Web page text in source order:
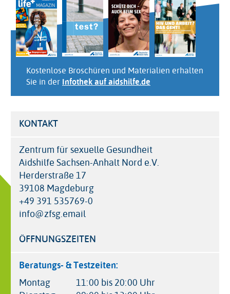
Kostenlose Broschüren und Materialien erhalten
Sie in der Infothek auf aidshilfe.de
KONTAKT
Zentrum für sexuelle Gesundheit
Aidshilfe Sachsen-Anhalt Nord e.V.
Herderstraße 17
39108 Magdeburg
+49 391 535769-0
info@zfsg.email
ÖFFNUNGSZEITEN
Beratungs- & Testzeiten:
Montag
11:00 bis 20:00 Uhr